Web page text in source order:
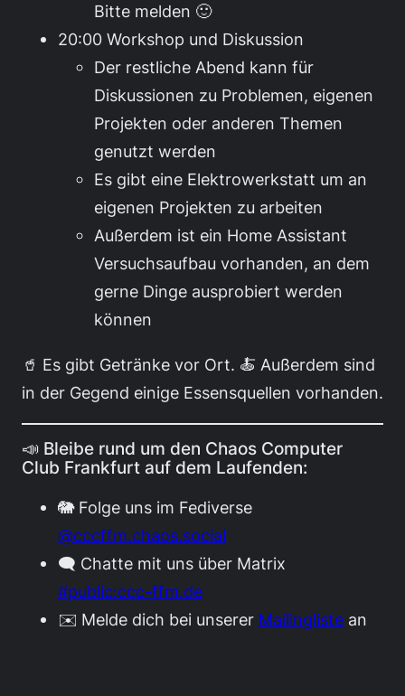
Bitte melden 🙂
20:00 Workshop und Diskussion
Der restliche Abend kann für
Diskussionen zu Problemen, eigenen
Projekten oder anderen Themen
genutzt werden
Es gibt eine Elektrowerkstatt um an
eigenen Projekten zu arbeiten
Außerdem ist ein Home Assistant
Versuchsaufbau vorhanden, an dem
gerne Dinge ausprobiert werden
können
🥤 Es gibt Getränke vor Ort. 🍝 Außerdem sind
in der Gegend einige Essensquellen vorhanden.
📣 Bleibe rund um den Chaos Computer
Club Frankfurt auf dem Laufenden:
🐘 Folge uns im Fediverse
@cccffm.chaos.social
🗨️ Chatte mit uns über Matrix
#public:ccc-ffm.de
✉️ Melde dich bei unserer Mailingliste an